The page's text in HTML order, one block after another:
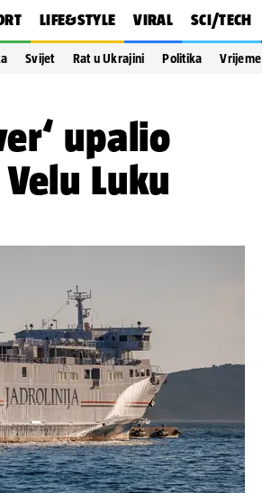
LIFE&STYLE VIRAL SCI/TECH
Svijet Rat u Ukrajini Politika Vrijeme
upalio
Luku